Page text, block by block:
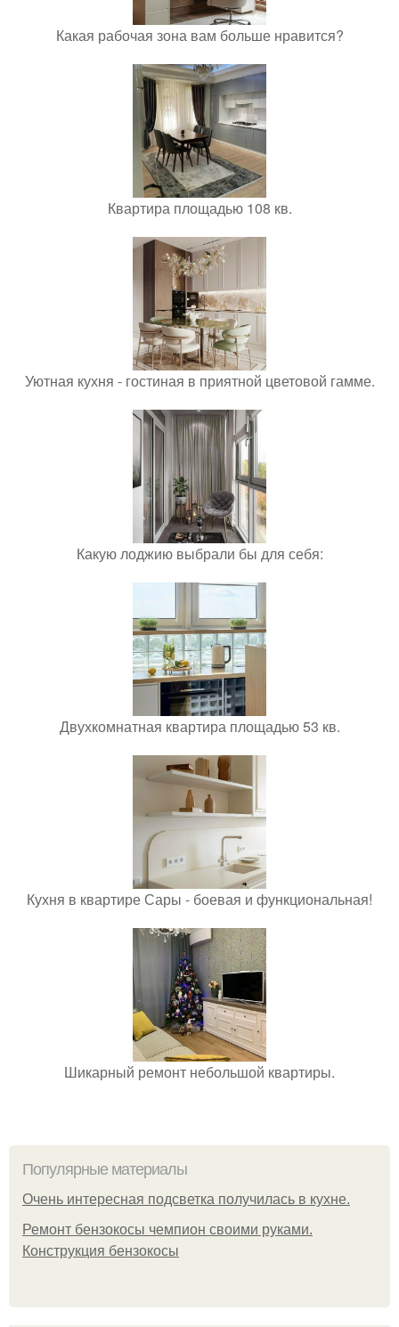
Какая рабочая зона вам больше нравится?
Квартира площадью 108 кв.
Уютная кухня - гостиная в приятной цветовой гамме.
Какую лоджию выбрали бы для себя:
Двухкомнатная квартира площадью 53 кв.
Кухня в квартире Сары - боевая и функциональная!
Шикарный ремонт небольшой квартиры.
Популярные материалы
Очень интересная подсветка получилась в кухне.
Ремонт бензокосы чемпион своими руками.
Конструкция бензокосы